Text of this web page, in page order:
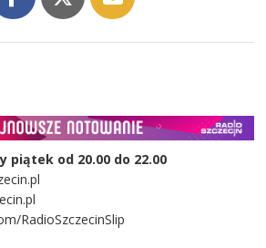
piątek od 20.00 do 22.00
RadioSzczecinSlip